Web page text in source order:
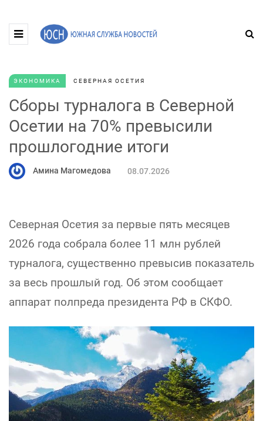
ЭКОНОМИКА СЕВЕРНАЯ ОСЕТИЯ
Сборы турналога в Северной
Осетии на 70% превысили
прошлогодние итоги
Амина Магомедова 08.07.2026
Северная Осетия за первые пять месяцев
2026 года собрала более 11 млн рублей
турналога, существенно превысив показатель
за весь прошлый год. Об этом сообщает
аппарат полпреда президента РФ в СКФО.